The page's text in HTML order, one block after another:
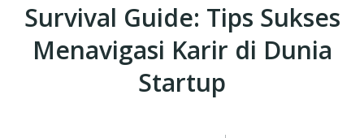
Survival Guide: Tips Sukses
Menavigasi Karir di Dunia
Startup